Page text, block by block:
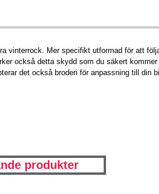
vinterrock. Mer specifikt utformad för att
också detta skydd som du säkert
det också broderi för anpassning till din
produkter